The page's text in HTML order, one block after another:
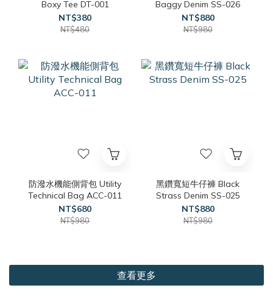
Boxy Tee DT-001
NT$380
NT$480
Baggy Denim SS-026
NT$880
NT$980
防潑水機能側背包 Utility
Technical Bag ACC-011
NT$680
NT$980
黑鑽寬短牛仔褲 Black
Strass Denim SS-025
NT$880
NT$980
查看更多